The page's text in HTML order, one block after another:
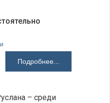
Подробнее...
– среди